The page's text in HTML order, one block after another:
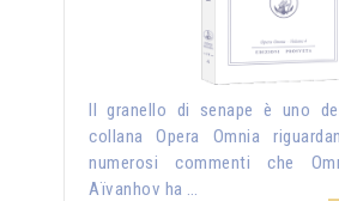
Il granello di senape è uno
collana Opera Omnia
numerosi commenti che
Aïvanhov ha …